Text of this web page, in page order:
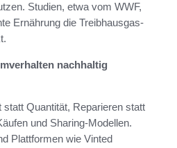
Studien, etwa vom WWF,
Ernährung die Treibhausgas-
nachhaltig
statt Quantität, Reparieren statt
und Sharing-Modellen.
Plattformen wie Vinted